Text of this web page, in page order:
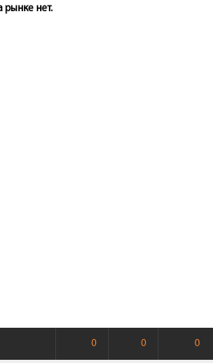
рынке нет.
0 0 0